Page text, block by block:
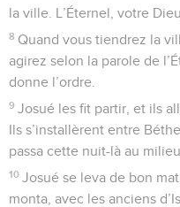
la ville. L’Éternel, votre
8 Quand vous tiendrez la
agirez selon la parole de
donne l’ordre.
9 Josué les fit partir, et ils
Ils s’installèrent entre
passa cette nuit-là au
10 Josué se leva de bon
monta, avec les anciens